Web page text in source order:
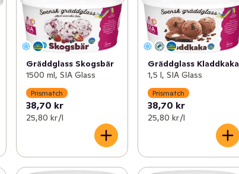
Gräddglass Skogsbär
1500 ml, SIA Glass
Prismatch
38,70 kr
25,80 kr /l
Gräddglass Kladdkaka
1,5 l, SIA Glass
Prismatch
38,70 kr
25,80 kr /l